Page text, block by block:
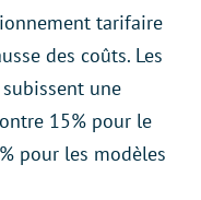
tarifaire
des coûts. Les
subissent une
15% pour le
pour les modèles